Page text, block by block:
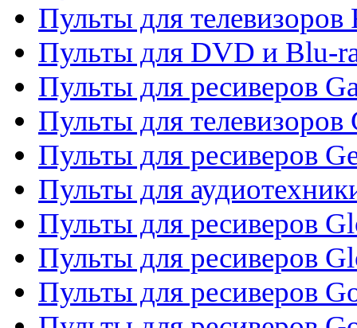
Пульты для телевизоров
Пульты для DVD и Blu-
Пульты для ресиверов
Пульты для телевизоров
Пульты для ресиверов
Пульты для
Пульты для ресиверов
Пульты для ресиверов
Пульты для ресиверов